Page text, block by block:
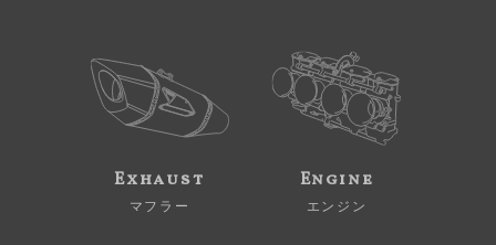
Exhaust
マフラー
Engine
エンジン